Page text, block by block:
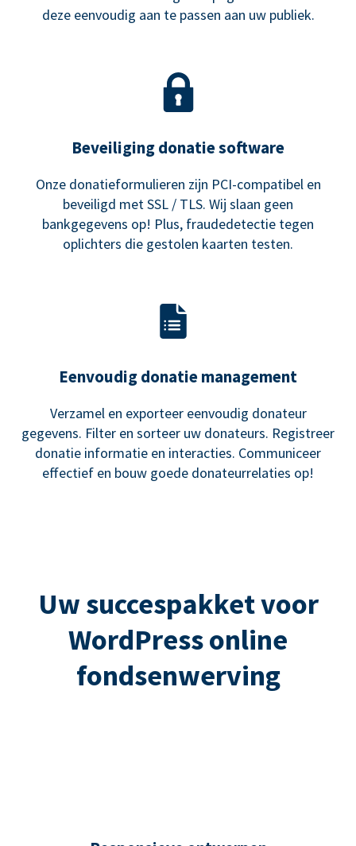
deze eenvoudig aan te passen aan uw publiek.
Beveiliging donatie software
Onze donatieformulieren zijn PCI-compatibel en
beveiligd met SSL / TLS. Wij slaan geen
bankgegevens op! Plus, fraudedetectie tegen
oplichters die gestolen kaarten testen.
Eenvoudig donatie management
Verzamel en exporteer eenvoudig donateur
gegevens. Filter en sorteer uw donateurs. Registreer
donatie informatie en interacties. Communiceer
effectief en bouw goede donateurrelaties op!
Uw succespakket voor
WordPress online
fondsenwerving